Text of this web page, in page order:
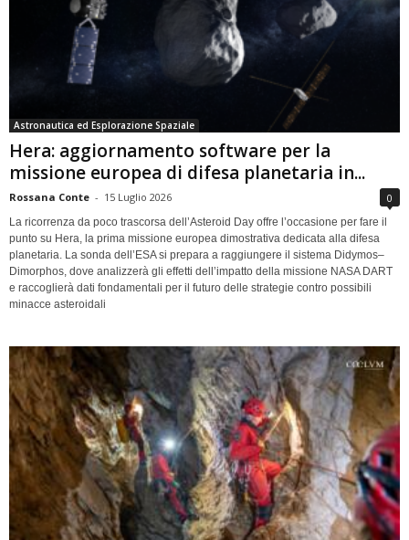
Astronautica ed Esplorazione Spaziale
Hera: aggiornamento software per la
missione europea di difesa planetaria in...
Rossana Conte - 15 Luglio 2026 0
La ricorrenza da poco trascorsa dell’Asteroid Day offre l’occasione per fare il
punto su Hera, la prima missione europea dimostrativa dedicata alla difesa
planetaria. La sonda dell’ESA si prepara a raggiungere il sistema Didymos–
Dimorphos, dove analizzerà gli effetti dell’impatto della missione NASA DART
e raccoglierà dati fondamentali per il futuro delle strategie contro possibili
minacce asteroidali